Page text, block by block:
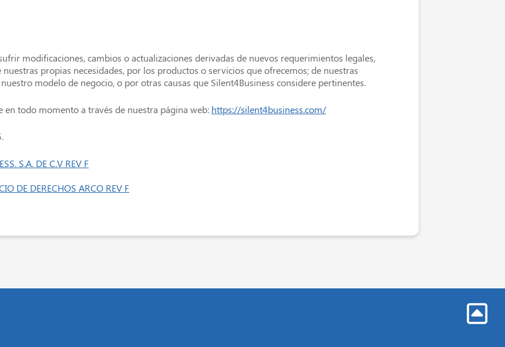
modificaciones, cambios o actualizaciones derivadas de nuevos requerimientos legales,
propias necesidades, por los productos o servicios que ofrecemos; de nuestras
modelo de negocio, o por otras causas que Silent4Business considere pertinentes.
en todo momento a través de nuestra página web: https://silent4business.com/
S.A. DE C.V REV F
DE DERECHOS ARCO REV F